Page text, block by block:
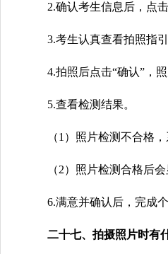
2.确认考生信息后，点
3.考生认真查看拍照指
4.拍照后点击“确认”，
5.查看检测结果。
（1）照片检测不合格
（2）照片检测合格后
6.满意并确认后，完成
二十七、拍摄照片时有